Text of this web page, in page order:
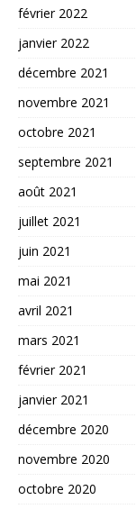
février 2022
janvier 2022
décembre 2021
novembre 2021
octobre 2021
septembre 2021
août 2021
juillet 2021
juin 2021
mai 2021
avril 2021
mars 2021
février 2021
janvier 2021
décembre 2020
novembre 2020
octobre 2020